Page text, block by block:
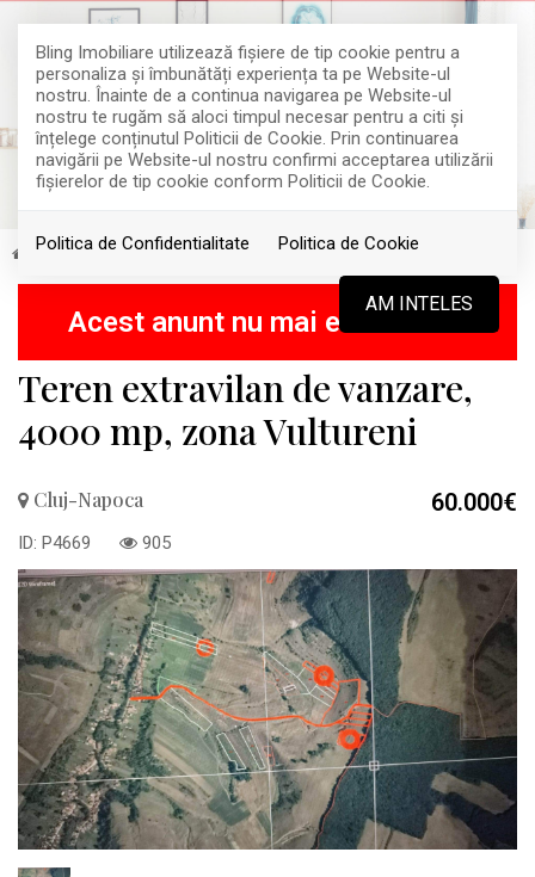
Bling Imobiliare utilizează fişiere de tip cookie pentru a
personaliza și îmbunătăți experiența ta pe Website-ul
nostru. Înainte de a continua navigarea pe Website-ul
nostru te rugăm să aloci timpul necesar pentru a citi și
înțelege conținutul Politicii de Cookie. Prin continuarea
navigării pe Website-ul nostru confirmi acceptarea utilizării
fişierelor de tip cookie conform Politicii de Cookie.
Politica de Confidentialitate Politica de Cookie
AM INTELES
Vanzare Terenuri Cluj-Napoca
Acest anunt nu mai este activ !
Teren extravilan de vanzare,
4000 mp, zona Vultureni
Cluj-Napoca 60.000€
ID: P4669 905